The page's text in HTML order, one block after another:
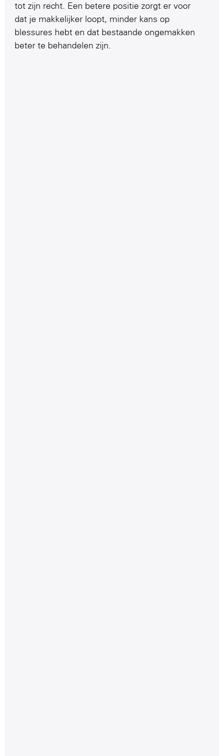
tot zijn recht. Een betere positie zorgt er voor
dat je makkelijker loopt, minder kans op
blessures hebt en dat bestaande ongemakken
beter te behandelen zijn.